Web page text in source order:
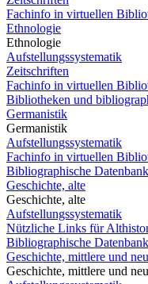
Fachinfo in virtuellen
Ethnologie
Ethnologie
Aufstellungssystematik
Zeitschriften
Fachinfo in virtuellen
Bibliotheken und
Germanistik
Germanistik
Aufstellungssystematik
Fachinfo in virtuellen
Bibliographische
Geschichte, alte
Geschichte, alte
Aufstellungssystematik
Nützliche Links für
Bibliographische
Geschichte, mittlere und
Geschichte, mittlere und